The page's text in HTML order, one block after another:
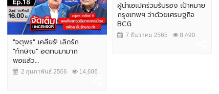
"จตุพร" เคลียร์! เลิกรัก
"ทักษิณ" อดทนมามาก
พอแล้ว...
2 กุมภาพันธ์ 2566 14,606
ผู้นำเอเปคร่วมรับรอง เป้าหมาย
กรุงเทพฯ ว่าด้วยเศรษฐกิจ
BCG
7 ธันวาคม 2565 8,490